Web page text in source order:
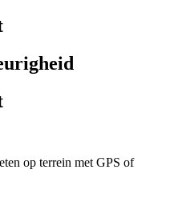
op terrein met GPS of